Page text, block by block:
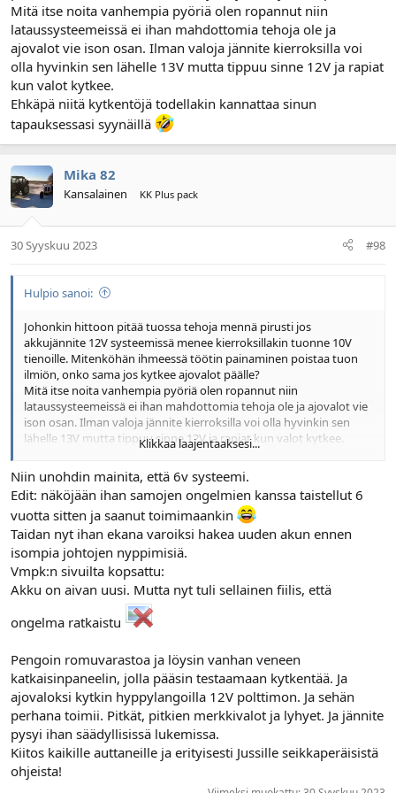
Mitä itse noita vanhempia pyöriä olen ropannut niin
lataussysteemeissä ei ihan mahdottomia tehoja ole ja
ajovalot vie ison osan. Ilman valoja jännite kierroksilla voi
olla hyvinkin sen lähelle 13V mutta tippuu sinne 12V ja rapiat
kun valot kytkee.
Ehkäpä niitä kytkentöjä todellakin kannattaa sinun
tapauksessasi syynäillä
Mika 82
Kansalainen KK Plus pack
30 Syyskuu 2023 #98
Hulpio sanoi:
Johonkin hittoon pitää tuossa tehoja mennä pirusti jos
akkujännite 12V systeemissä menee kierroksillakin tuonne 10V
tienoille. Mitenköhän ihmeessä töötin painaminen poistaa tuon
ilmiön, onko sama jos kytkee ajovalot päälle?
Mitä itse noita vanhempia pyöriä olen ropannut niin
lataussysteemeissä ei ihan mahdottomia tehoja ole ja ajovalot vie
ison osan. Ilman valoja jännite kierroksilla voi olla hyvinkin sen
lähelle 13V mutta tippuu sinne 12V ja rapiat kun valot kytkee.
Ehkäpä niitä kytkentöjä todellakin kannattaa sinun tapauksessasi
syynäillä
Klikkaa laajentaaksesi...
Niin unohdin mainita, että 6v systeemi.
Edit: näköjään ihan samojen ongelmien kanssa taistellut 6
vuotta sitten ja saanut toimimaankin
Taidan nyt ihan ekana varoiksi hakea uuden akun ennen
isompia johtojen nyppimisiä.
Vmpk:n sivuilta kopsattu:
Akku on aivan uusi. Mutta nyt tuli sellainen fiilis, että
ongelma ratkaistu
Pengoin romuvarastoa ja löysin vanhan veneen
katkaisinpaneelin, jolla pääsin testaamaan kytkentää. Ja
ajovaloksi kytkin hyppylangoilla 12V polttimon. Ja sehän
perhana toimii. Pitkät, pitkien merkkivalot ja lyhyet. Ja jännite
pysyi ihan säädyllisissä lukemissa.
Kiitos kaikille auttaneille ja erityisesti Jussille seikkaperäisistä
ohjeista!